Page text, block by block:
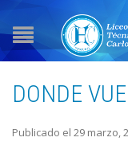
DONDE
Publicado el 29 marzo,